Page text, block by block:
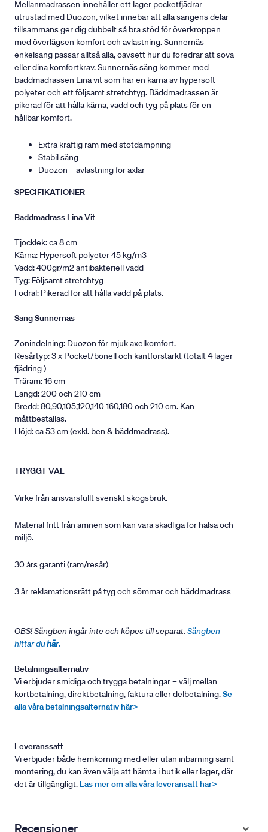
Mellanmadrassen innehåller ett lager pocketfjädrar
utrustad med Duozon, vilket innebär att alla sängens delar
tillsammans ger dig dubbelt så bra stöd för överkroppen
med överlägsen komfort och avlastning. Sunnernäs
enkelsäng passar alltså alla, oavsett hur du föredrar att sova
eller dina komfortkrav. Sunnernäs säng kommer med
bäddmadrassen Lina vit som har en kärna av hypersoft
polyeter och ett följsamt stretchtyg. Bäddmadrassen är
pikerad för att hålla kärna, vadd och tyg på plats för en
hållbar komfort.
Extra kraftig ram med stötdämpning
Stabil säng
Duozon – avlastning för axlar
SPECIFIKATIONER
Bäddmadrass Lina Vit
Tjocklek: ca 8 cm
Kärna: Hypersoft polyeter 45 kg/m3
Vadd: 400gr/m2 antibakteriell vadd
Tyg: Följsamt stretchtyg
Fodral: Pikerad för att hålla vadd på plats.
Säng Sunnernäs
Zonindelning: Duozon för mjuk axelkomfort.
Resårtyp: 3 x Pocket/bonell och kantförstärkt (totalt 4 lager
fjädring )
Träram: 16 cm
Längd: 200 och 210 cm
Bredd: 80,90,105,120,140 160,180 och 210 cm. Kan
måttbeställas.
Höjd: ca 53 cm (exkl. ben & bäddmadrass).
TRYGGT VAL
Virke från ansvarsfullt svenskt skogsbruk.
Material fritt från ämnen som kan vara skadliga för hälsa och
miljö.
30 års garanti (ram/resår)
3 år reklamationsrätt på tyg och sömmar och bäddmadrass
OBS! Sängben ingår inte och köpes till separat. Sängben
hittar duhär.
Betalningsalternativ
Vi erbjuder smidiga och trygga betalningar – välj mellan
kortbetalning, direktbetalning, faktura eller delbetalning.Se
alla våra betalningsalternativ här>
Leveranssätt
Vi erbjuder både hemkörning med eller utan inbärning samt
montering, du kan även välja att hämta i butik eller lager, där
det är tillgängligt. Läs mer om alla våra leveransätt här>
Recensioner